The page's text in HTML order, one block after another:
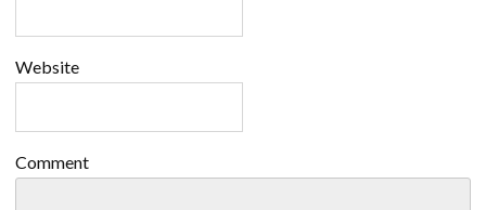
Website
Comment